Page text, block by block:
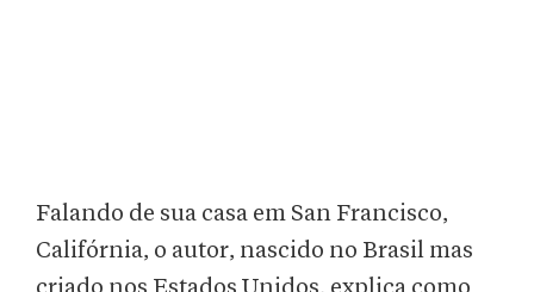
Falando de sua casa em San Francisco,
Califórnia, o autor, nascido no Brasil mas